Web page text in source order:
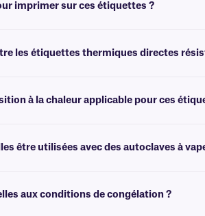
imprimer sur ces étiquettes ?
les étiquettes thermiques directes
à la chaleur applicable pour ces
être utilisées avec des autoclaves à
aux conditions de congélation ?